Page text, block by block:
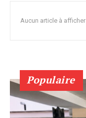
Aucun article à afficher
Populaire